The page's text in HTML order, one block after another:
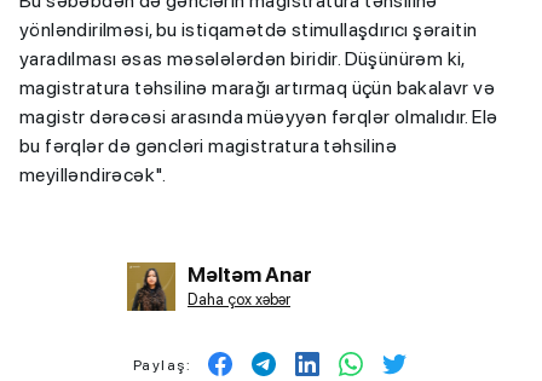
yönləndirilməsi, bu istiqamətdə stimullaşdırıcı şəraitin
yaradılması əsas məsələlərdən biridir. Düşünürəm ki,
magistratura təhsilinə marağı artırmaq üçün bakalavr və
magistr dərəcəsi arasında müəyyən fərqlər olmalıdır. Elə
bu fərqlər də gəncləri magistratura təhsilinə
meyilləndirəcək".
Məltəm Anar
Daha çox xəbər
Paylaş: